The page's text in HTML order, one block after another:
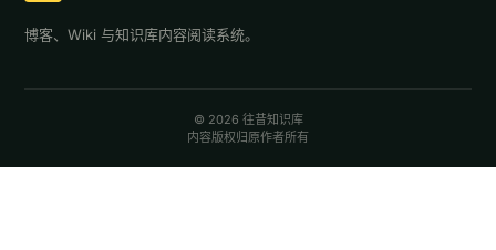
博客、Wiki 与知识库内容阅读系统。
© 2026 往昔知识库
内容版权归原作者所有